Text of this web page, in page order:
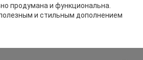
продумана и функциональна.
и стильным дополнением